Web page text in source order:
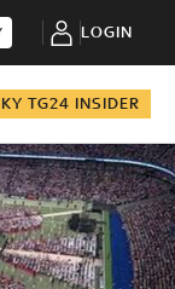
LOGIN
TG24 INSIDER